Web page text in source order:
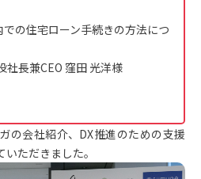
での住宅ローン手続きの方法につ
長兼CEO 窪田 光洋様
の会社紹介、DX推進のための支援
ただきました。